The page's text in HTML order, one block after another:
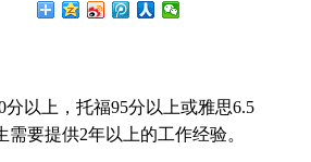
以上，托福95分以上或雅思6.5
要提供2年以上的工作经验。